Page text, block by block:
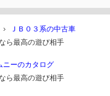
ＪＢ０３系の中古車
ら最高の遊び相手
ニーのカタログ
ら最高の遊び相手